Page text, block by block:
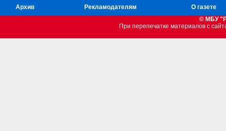
Архив Рекламодателям
О газете
© МБУ
При перепечатке материалов c